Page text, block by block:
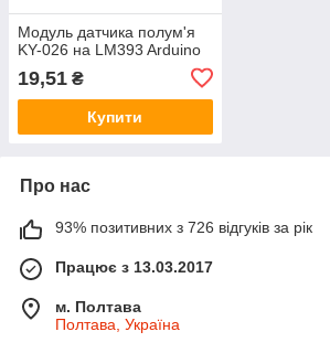
Модуль датчика полум'я
KY-026 на LM393 Arduino
19,51 ₴
Купити
Про нас
93% позитивних з 726 відгуків за рік
Працює з 13.03.2017
м. Полтава
Полтава, Україна